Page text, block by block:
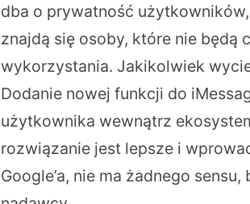
dba o prywatność
znajdą się osoby, które nie będą
wykorzystania. Jakikolwiek
Dodanie nowej funkcji do
użytkownika wewnątrz
rozwiązanie jest lepsze i
Google’a, nie ma żadnego